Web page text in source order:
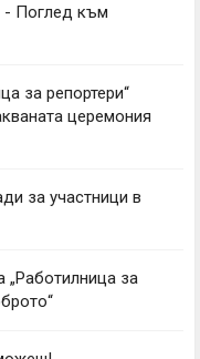
- Поглед към
за репортери“
церемония
за участници в
„Работилница за